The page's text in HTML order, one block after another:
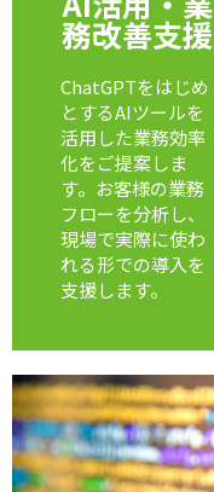
務改善支援
ChatGPTをはじめ
とするAIツールを
活用した業務効率
化をご提案しま
す。お客様の業務
フローを分析し、
現場で実際に使わ
れる形での導入を
支援します。